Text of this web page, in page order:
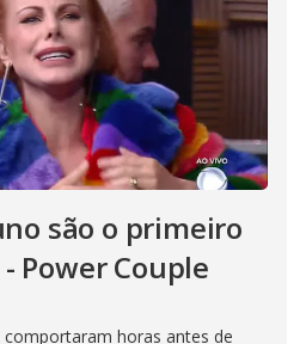
são o primeiro
Power Couple
horas antes de